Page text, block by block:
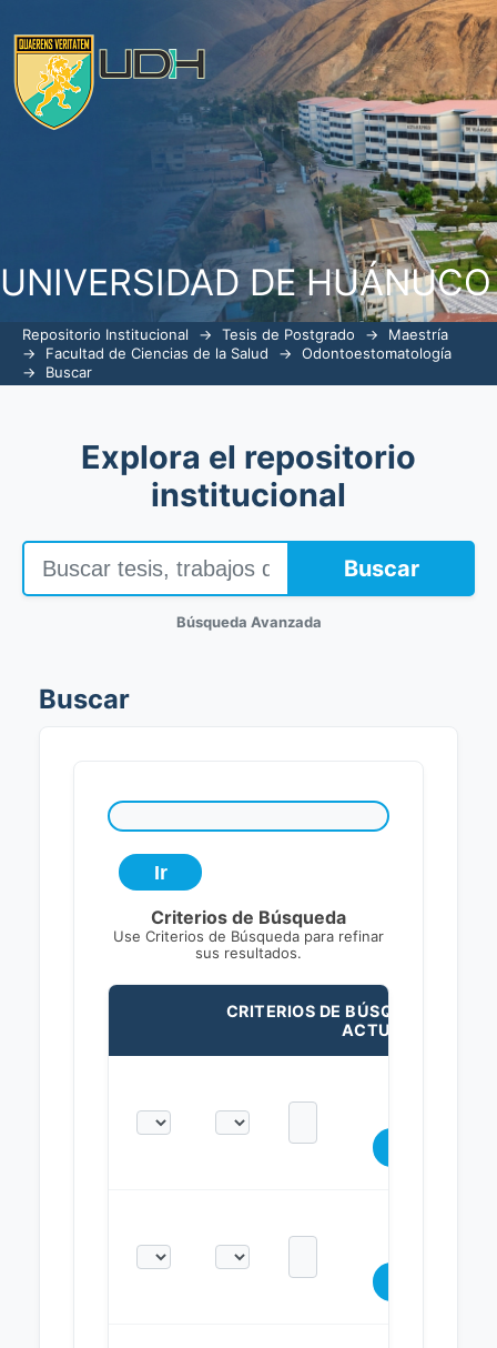
UNIVERSIDAD DE HUÁNUCO
Repositorio Institucional → Tesis de Postgrado →
Maestría
→
Facultad de Ciencias de la Salud →
Odontoestomatología
→
Buscar
Explora el repositorio
institucional
Buscar
Búsqueda Avanzada
Buscar
Criterios de Búsqueda
Use Criterios de Búsqueda para refinar
sus resultados.
CRITERIOS DE BÚSQUEDA
ACTUALES: